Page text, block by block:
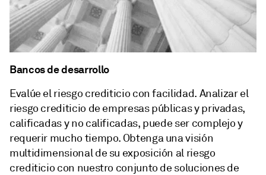
Bancos de desarrollo
Evalúe el riesgo crediticio con facilidad. Analizar el
riesgo crediticio de empresas públicas y privadas,
calificadas y no calificadas, puede ser complejo y
requerir mucho tiempo. Obtenga una visión
multidimensional de su exposición al riesgo
crediticio con nuestro conjunto de soluciones de